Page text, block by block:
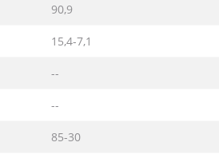
90,9
15,4-7,1
--
--
85-30